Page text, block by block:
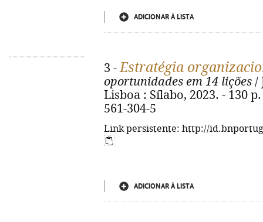
ADICIONAR À LISTA
3 -Estratégia
oportunidades em 14 lições /
Lisboa : Sílabo, 2023. - 130
561-304-5
Link persistente: http://
ADICIONAR À LISTA